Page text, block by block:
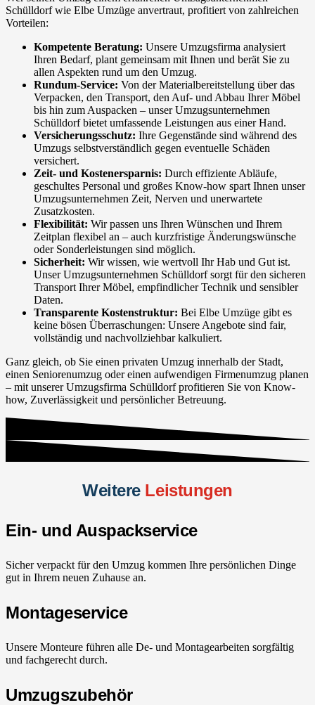
Schülldorf wie Elbe Umzüge anvertraut, profitiert von zahlreichen
Vorteilen:
Kompetente Beratung: Unsere Umzugsfirma analysiert
Ihren Bedarf, plant gemeinsam mit Ihnen und berät Sie zu
allen Aspekten rund um den Umzug.
Rundum-Service: Von der Materialbereitstellung über das
Verpacken, den Transport, den Auf- und Abbau Ihrer Möbel
bis hin zum Auspacken – unser Umzugsunternehmen
Schülldorf bietet umfassende Leistungen aus einer Hand.
Versicherungsschutz: Ihre Gegenstände sind während des
Umzugs selbstverständlich gegen eventuelle Schäden
versichert.
Zeit- und Kostenersparnis: Durch effiziente Abläufe,
geschultes Personal und großes Know-how spart Ihnen unser
Umzugsunternehmen Zeit, Nerven und unerwartete
Zusatzkosten.
Flexibilität: Wir passen uns Ihren Wünschen und Ihrem
Zeitplan flexibel an – auch kurzfristige Änderungswünsche
oder Sonderleistungen sind möglich.
Sicherheit: Wir wissen, wie wertvoll Ihr Hab und Gut ist.
Unser Umzugsunternehmen Schülldorf sorgt für den sicheren
Transport Ihrer Möbel, empfindlicher Technik und sensibler
Daten.
Transparente Kostenstruktur: Bei Elbe Umzüge gibt es
keine bösen Überraschungen: Unsere Angebote sind fair,
vollständig und nachvollziehbar kalkuliert.
Ganz gleich, ob Sie einen privaten Umzug innerhalb der Stadt,
einen Seniorenumzug oder einen aufwendigen Firmenumzug planen
– mit unserer Umzugsfirma Schülldorf profitieren Sie von Know-
how, Zuverlässigkeit und persönlicher Betreuung.
Weitere Leistungen
Ein- und Auspackservice
Sicher verpackt für den Umzug kommen Ihre persönlichen Dinge
gut in Ihrem neuen Zuhause an.
Montageservice
Unsere Monteure führen alle De- und Montagearbeiten sorgfältig
und fachgerecht durch.
Umzugszubehör